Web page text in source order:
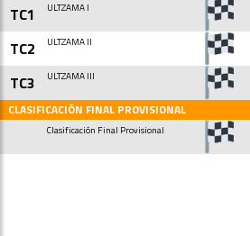
TC1 ULTZAMA I
TC2 ULTZAMA II
TC3 ULTZAMA III
CLASIFICACIÓN FINAL PROVISIONAL
Clasificación Final Provisional